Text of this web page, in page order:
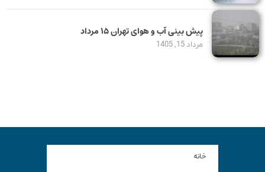
پیش بینی آب و هوای تهران ۱۵ مرداد
مرداد 15, 1405
خانه